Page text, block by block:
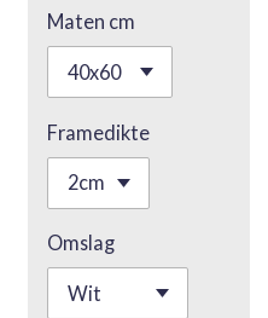
Maten cm
Framedikte
Omslag